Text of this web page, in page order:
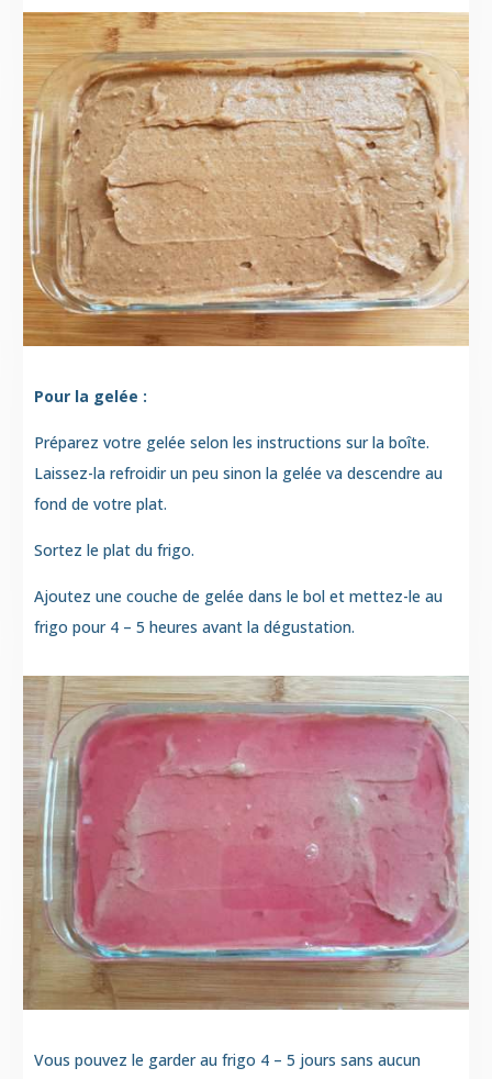
Pour la gelée :
Préparez votre gelée selon les instructions sur la boîte.
Laissez-la refroidir un peu sinon la gelée va descendre au
fond de votre plat.
Sortez le plat du frigo.
Ajoutez une couche de gelée dans le bol et mettez-le au
frigo pour 4 – 5 heures avant la dégustation.
Vous pouvez le garder au frigo 4 – 5 jours sans aucun